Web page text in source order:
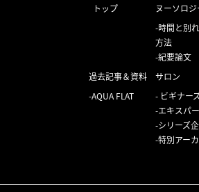
トップ
ヌーソロジ
時間と別
方法
紀要論文
過去記事＆資料
AQUA FLAT
サロン
ビギナー
エキスパ
シリーズ
特別アー